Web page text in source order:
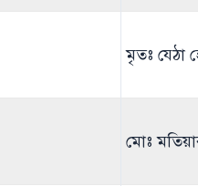
মৃতঃ যেঠা
মোঃ